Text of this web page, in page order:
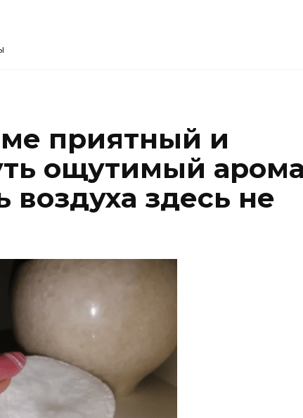
приятный и
ощутимый
воздуха здесь не